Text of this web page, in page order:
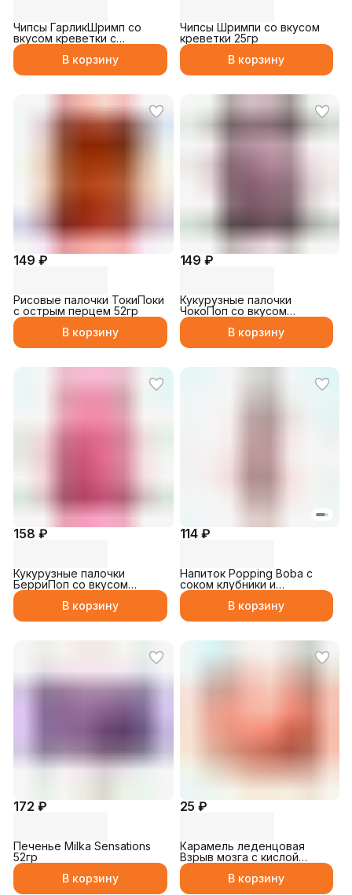
Чипсы ГарликШримп со
вкусом креветки с
чесночным маслом 25гр
В корзину
Чипсы Шримпи со вкусом
креветки 25гр
В корзину
149 ₽
Рисовые палочки ТокиПоки
с острым перцем 52гр
В корзину
149 ₽
Кукурузные палочки
ЧокоПоп со вкусом
шоколада 26гр
В корзину
158 ₽
Кукурузные палочки
БерриПоп со вкусом
клубники 27гр
В корзину
114 ₽
Напиток Popping Boba с
соком клубники и
Шариками 250мл
В корзину
172 ₽
Печенье Milka Sensations
52гр
В корзину
25 ₽
Карамель леденцовая
Взрыв мозга с кислой
пудрой 10гр
В корзину